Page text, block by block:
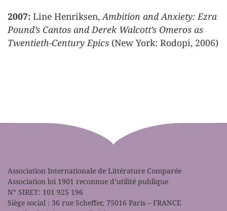
2007: Line Henriksen,Ambition and Anxiety: Ezra
Pound’s Cantos and Derek Walcott’s Omeros as
Twentieth-Century Epics (New York: Rodopi, 2006)
Association Internationale de Littérature Comparée
Association loi 1901 reconnue d’utilité publique
N° SIRET: 101 925 196
Siège social : 36 rue Scheffer, 75016 Paris – FRANCE